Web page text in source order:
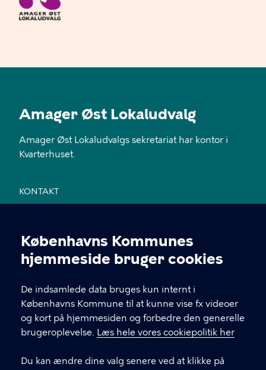
Cookieindstillinger
Københavns Kommunes
hjemmeside bruger cookies
De indsamlede data bruges kun internt i
Københavns Kommune til at kunne vise fx videoer
og kort på hjemmesiden og forbedre den generelle
brugeroplevelse. Læs hele vores cookiepolitik her
Du kan ændre dine valg senere ved at klikke på
Amager Øst Lokaludvalg
Amager Øst Lokaludvalgs sekretariat har kontor i
Kvarterhuset.
KONTAKT
28 11 94 54
EAN nr. 5798009800459
LINKS
Send mail til sekretariatet
Facebook